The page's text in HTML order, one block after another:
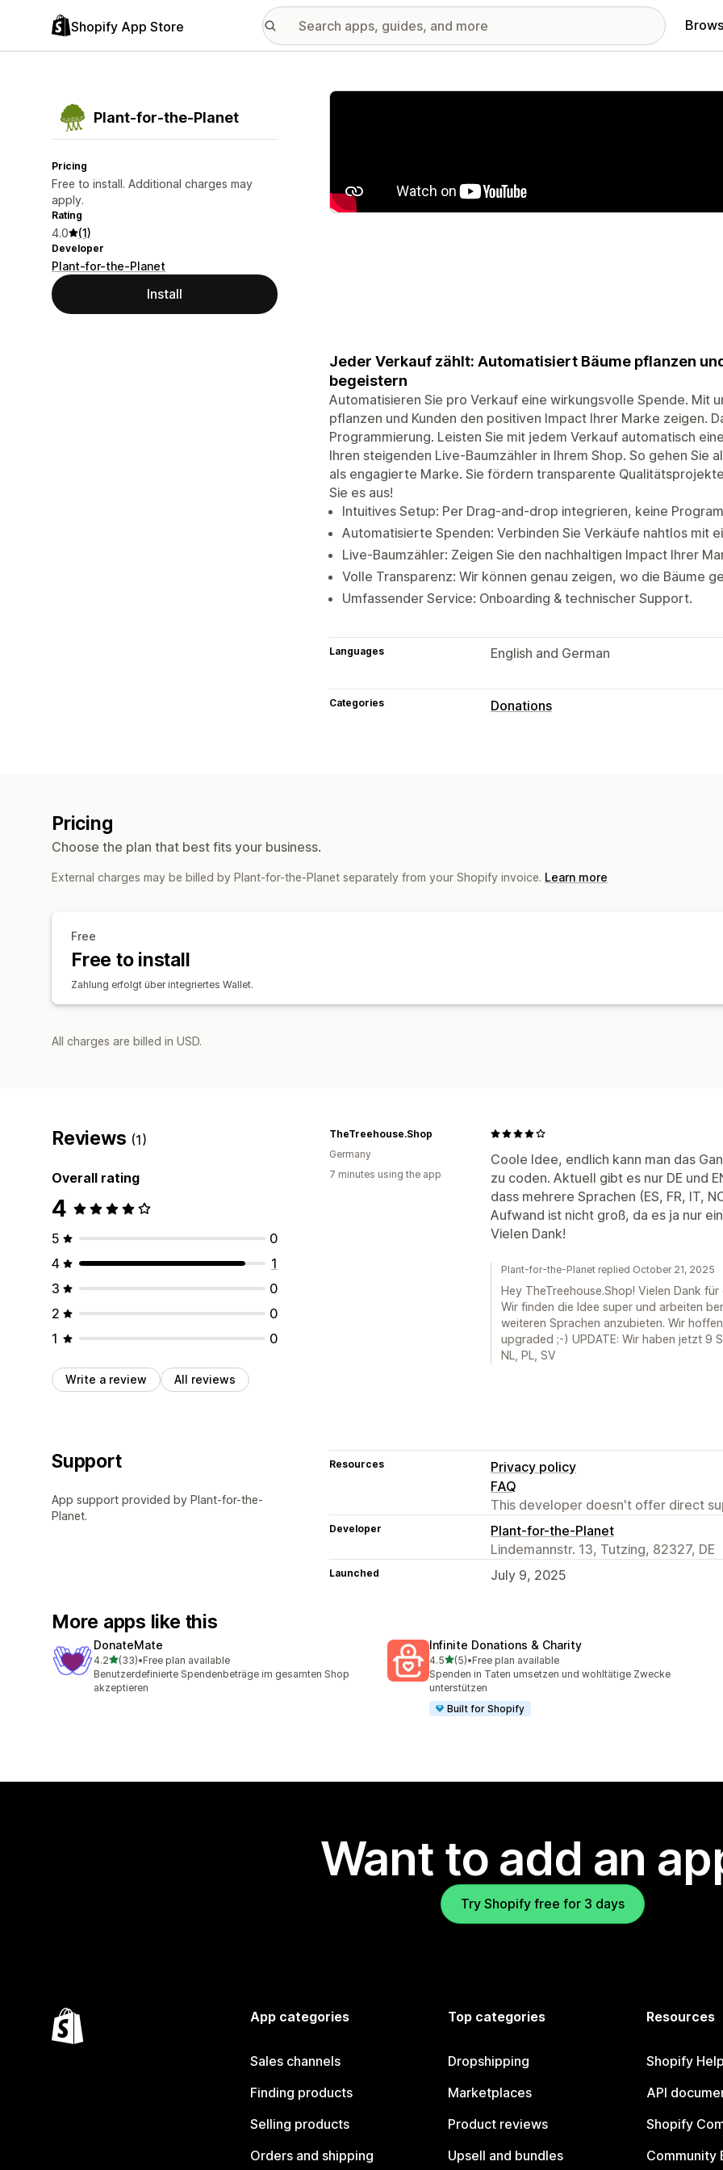
Shopify App Store
Plant‑for‑the‑Planet
Pricing
Free to install. Additional charges may
apply.
Rating
4.0 (1)
Developer
Plant-for-the-Planet
Install
Featured images gallery
Jeder Verkauf zählt: Automatisiert Bäume pflanzen
begeistern
Automatisieren Sie pro Verkauf eine wirkungsvolle Spende. Mit
pflanzen und Kunden den positiven Impact Ihrer Marke zeigen.
Programmierung. Leisten Sie mit jedem Verkauf automatisch
Ihren steigenden Live-Baumzähler in Ihrem Shop. So gehen Sie
als engagierte Marke. Sie fördern transparente
Sie es aus!
Intuitives Setup: Per Drag-and-drop integrieren, keine
Automatisierte Spenden: Verbinden Sie Verkäufe nahtlos mit
Live-Baumzähler: Zeigen Sie den nachhaltigen Impact Ihrer
Volle Transparenz: Wir können genau zeigen, wo die Bäume
Umfassender Service: Onboarding & technischer Support.
Languages English and German
Categories Donations
Customization
Pricing
Choose the plan that best fits your business.
External charges may be billed by Plant-for-the-Planet separately from your Shopify invoice. Learn more
Free
Free to install
Zahlung erfolgt über integriertes Wallet.
All charges are billed in USD.
Reviews (1)
Overall rating
4
5
0
4
1
3
0
2
0
1
0
Write a review All reviews
Coole Idee, endlich kann man das
zu coden. Aktuell gibt es nur DE und
dass mehrere Sprachen (ES, FR, IT,
Aufwand ist nicht groß, da es ja nur
Vielen Dank!
TheTreehouse.Shop
Germany
7 minutes using the app
Plant-for-the-Planet replied October 21, 2025
Hey TheTreehouse.Shop! Vielen Dank
Wir finden die Idee super und arbeiten
weiteren Sprachen anzubieten. Wir
upgraded ;-) UPDATE: Wir haben jetzt 9
NL, PL, SV
Support
App support provided by Plant-for-the-
Planet.
Resources
Privacy policy
FAQ
This developer doesn't offer direct
Developer
Plant-for-the-Planet
Lindemannstr. 13, Tutzing, 82327, DE
Launched July 9, 2025
More apps like this
DonateMate
4.2out of 5 stars
(33)
33 total reviews
•Free plan available
Benutzerdefinierte Spendenbeträge im gesamten Shop
akzeptieren
Infinite Donations & Charity
4.5out of 5 stars
(5)
5 total reviews
•Free plan available
Spenden in Taten umsetzen und wohltätige Zwecke
unterstützen
Built for Shopify
Want to add an
Try Shopify free for 3 days
App categories
Sales channels
Finding products
Selling products
Orders and shipping
Top categories
Dropshipping
Marketplaces
Product reviews
Upsell and bundles
Resources
Shopify
API
Shopify
Community